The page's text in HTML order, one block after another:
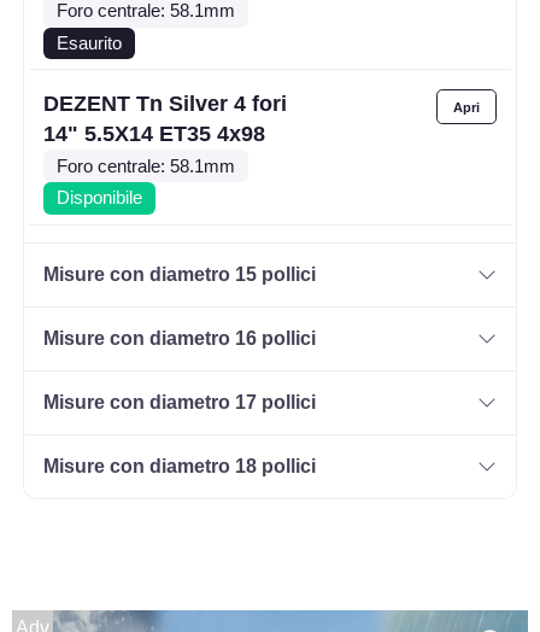
Foro centrale: 58.1mm
Esaurito
DEZENT Tn Silver 4 fori
14" 5.5X14 ET35 4x98
Foro centrale: 58.1mm
Disponibile
14" 5.5X14 ET35 4x100
DEZENT Tn Silver 4 fori
Foro centrale: 60.1mm
Misure con diametro 15 pollici
Misure con diametro 16 pollici
Misure con diametro 17 pollici
Misure con diametro 18 pollici
Adv